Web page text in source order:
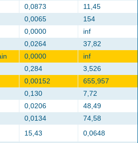
0,0873
11,45
0,0065
154
0,0000
inf
0,0264
37,82
0,0000
inf
0,284
3,526
0,00152
655,957
0,130
7,72
0,0206
48,49
0,0134
74,58
15,43
0,0648